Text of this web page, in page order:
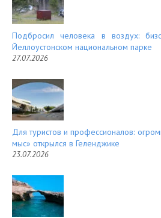
Подбросил человека в воздух:
Йеллоустонском национальном парке
27.07.2026
Для туристов и профессионалов:
мыс» открылся в Геленджике
23.07.2026